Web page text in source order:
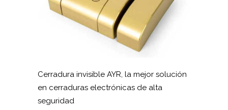
Cerradura invisible AYR, la mejor solución
en cerraduras electrónicas de alta
seguridad